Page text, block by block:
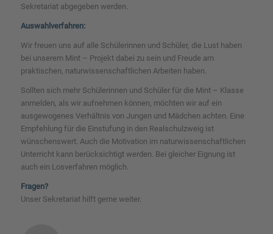
Sekretariat abgegeben werden.
Auswahlverfahren:
Wir freuen uns auf alle Schülerinnen und Schüler, die Lust haben
bei unserem Mint – Projekt dabei zu sein und Freude am
praktischen, naturwissenschaftlichen Arbeiten haben.
Sollten sich mehr Schülerinnen und Schüler für die Mint – Klasse
anmelden, als wir aufnehmen können, möchten wir auf ein
ausgewogenes Verhältnis von Jungen und Mädchen achten. Eine
Empfehlung für die Einstufung in den Realschulzweig ist
wünschenswert. Auch die Motivation im naturwissenschaftlichen
Unterricht kann berücksichtigt werden. Bei gleicher Eignung ist
auch ein Losverfahren möglich.
Fragen?
Unser Sekretariat hilft gerne weiter.